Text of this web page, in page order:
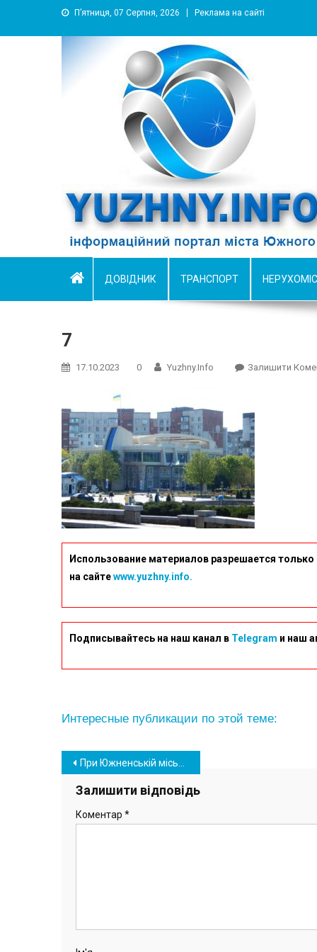
П’ятниця, 07 Серпня, 2026 Реклама на сайті
YUZHNY.INFO
информационный портал города Южный
ДОВІДНИК ТРАНСПОРТ
7
17.10.2023 0 Yuzhny.info Залишити
Использование материалов разрешается
на сайтеwww.yuzhny.info.
Подписывайтесь на наш канал в Telegram и наш
Интересные публикации по этой теме:
Навігація
записів
При Южненській міськраді планують створити дорадчий орган з представників молоді
Залишити відповідь
Коментар *